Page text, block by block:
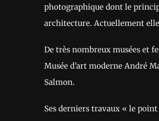
photographique dont le
architecture. Actuellement
De très nombreux musées et
Musée d’art moderne André
Salmon.
Ses derniers travaux « le